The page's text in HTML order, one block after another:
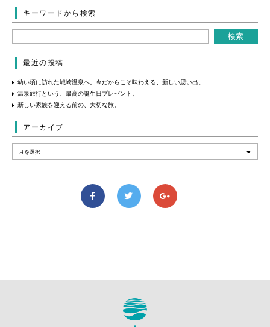
キーワードから検索
最近の投稿
幼い頃に訪れた城崎温泉へ。今だからこそ味わえる、新しい思い出。
温泉旅行という、最高の誕生日プレゼント。
新しい家族を迎える前の、大切な旅。
アーカイブ